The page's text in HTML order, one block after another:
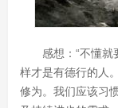
感想：“不懂
样才是有德行的人
修为。我们应该习